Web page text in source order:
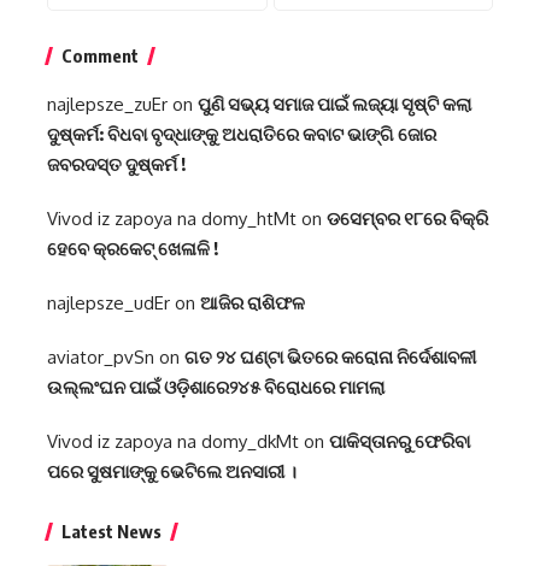
Comment
najlepsze_zuEr on ପୁଣି ସଭ୍ୟ ସମାଜ ପାଇଁ ଲଜ୍ୟା ସୃଷ୍ଟି କଲା
ଦୁଷ୍କର୍ମ: ବିଧବା ବୃଦ୍ଧାଙ୍କୁ ଅଧରାତିରେ କବାଟ ଭାଙ୍ଗି ଜୋର
ଜବରଦସ୍ତ ଦୁଷ୍କର୍ମ !
Vivod iz zapoya na domy_htMt on ଡସେମ୍ବର ୧୮ରେ ବିକ୍ରି
ହେବେ କ୍ରକେଟ୍ ଖେଳାଳି !
najlepsze_udEr on ଆଜିର ରାଶିଫଳ
aviator_pvSn on ଗତ ୨୪ ଘଣ୍ଟା ଭିତରେ କରୋନା ନିର୍ଦେଶାବଳୀ
ଉଲ୍ଲଂଘନ ପାଇଁ ଓଡ଼ିଶାରେ୨୪୫ ବିରୋଧରେ ମାମଲା
Vivod iz zapoya na domy_dkMt on ପାକିସ୍ତାନରୁ ଫେରିବା
ପରେ ସୁଷମାଙ୍କୁ ଭେଟିଲେ ଅନସାରୀ ।
Latest News